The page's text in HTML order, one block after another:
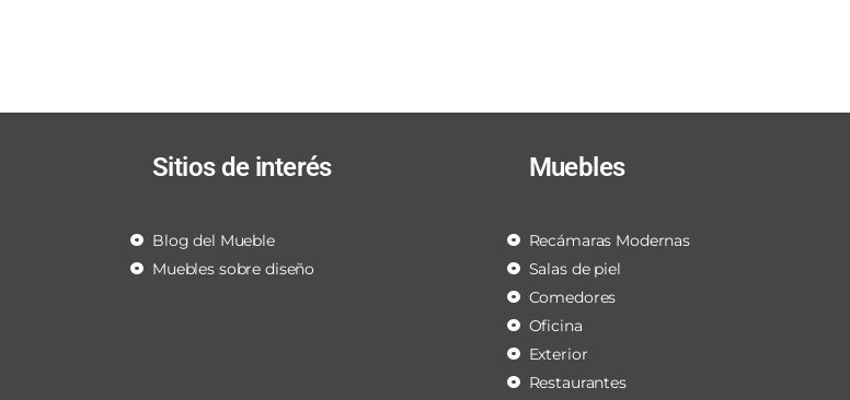
Sitios de interés
Blog del Mueble
Muebles sobre diseño
Muebles
Recámaras Modernas
Salas de piel
Comedores
Oficina
Exterior
Restaurantes